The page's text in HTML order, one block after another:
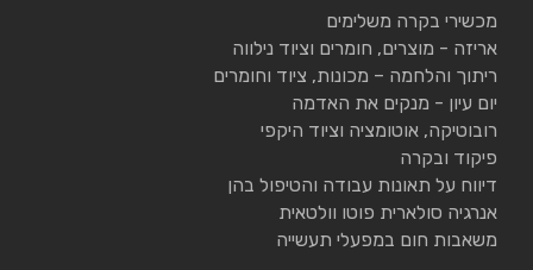
מכשירי בקרה משלימים
אריזה - מוצרים, חומרים וציוד נילווה
ריתוך והלחמה – מכונות, ציוד וחומרים
יום עיון - מנקים את האדמה
רובוטיקה, אוטומציה וציוד היקפי
פיקוד ובקרה
דיווח על תאונות עבודה והטיפול בהן
אנרגיה סולארית פוטו וולטאית
משאבות חום במפעלי תעשייה